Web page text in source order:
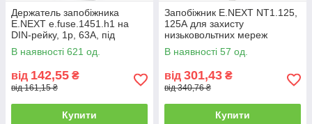
Держатель запобіжника
E.NEXT e.fuse.1451.h1 на
DIN-рейку, 1р, 63А, під
запобіжник 14х51
В наявності 621 од.
від 142,55 ₴
від 161,15 ₴
Купити
Запобіжник E.NEXT NT1.125,
125А для захисту
низьковольтних мереж
В наявності 57 од.
від 301,43 ₴
від 340,76 ₴
Купити